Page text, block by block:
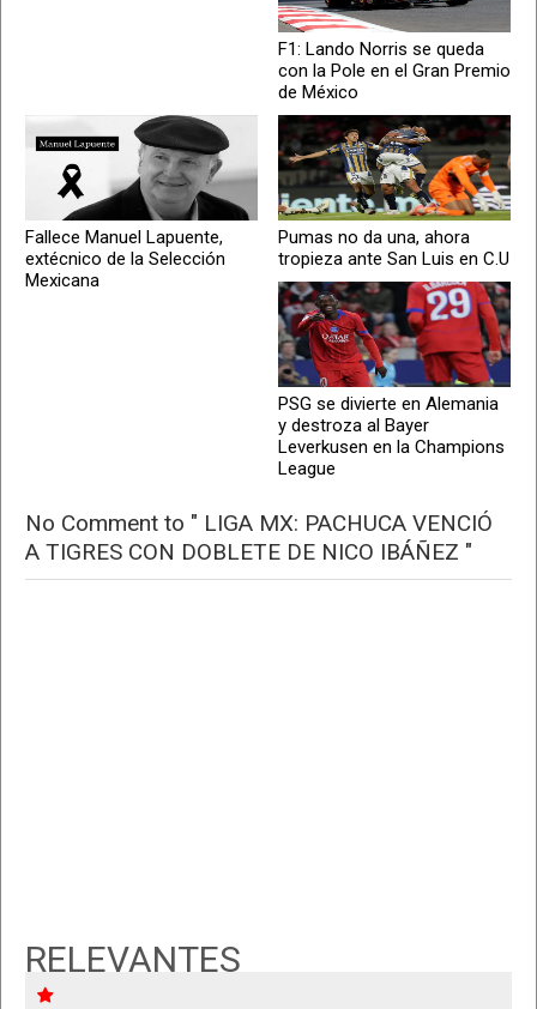
F1: Lando Norris se queda
con la Pole en el Gran Premio
de México
Fallece Manuel Lapuente,
extécnico de la Selección
Mexicana
Pumas no da una, ahora
tropieza ante San Luis en C.U
PSG se divierte en Alemania
y destroza al Bayer
Leverkusen en la Champions
League
No Comment to " LIGA MX: PACHUCA VENCIÓ
A TIGRES CON DOBLETE DE NICO IBÁÑEZ "
RELEVANTES